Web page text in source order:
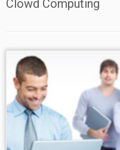
Clowd Computing